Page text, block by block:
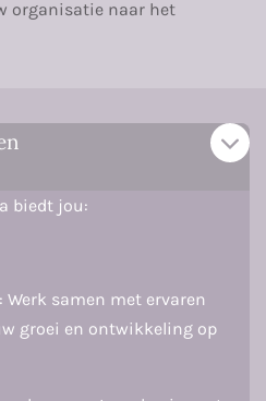
organisatie naar het
biedt jou:
samen met ervaren
groei en ontwikkeling op